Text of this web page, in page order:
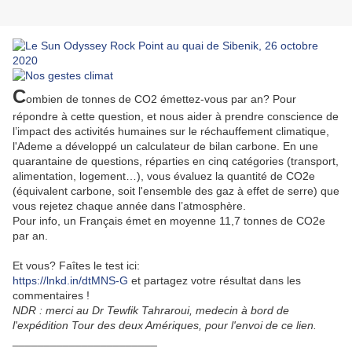
Combien de tonnes de CO2 émettez-vous par an? Pour
répondre à cette question, et nous aider à prendre conscience de
l’impact des activités humaines sur le réchauffement climatique,
l'Ademe a développé un calculateur de bilan carbone. En une
quarantaine de questions, réparties en cinq catégories (transport,
alimentation, logement…), vous évaluez la quantité de CO2e
(équivalent carbone, soit l'ensemble des gaz à effet de serre) que
vous rejetez chaque année dans l’atmosphère.
Pour info, un Français émet en moyenne 11,7 tonnes de CO2e
par an.
Et vous? Faîtes le test ici:
https://lnkd.in/dtMNS-G et partagez votre résultat dans les
commentaires !
NDR : merci au Dr Tewfik Tahraroui, medecin à bord de
l'expédition Tour des deux Amériques, pour l'envoi de ce lien.